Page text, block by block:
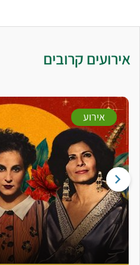
אירועים קרובים
אירוע